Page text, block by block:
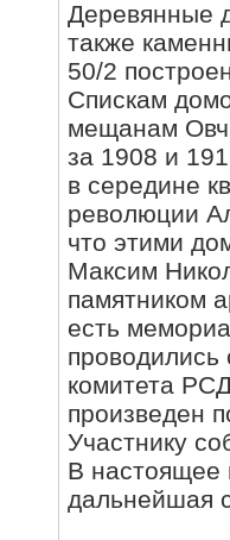
Деревянные
также
50/2
Спискам
мещанам
за 1908 и
в середине
революции
что этими
Максим
памятником
есть
проводились
комитета
произведен
Участнику
В настоящее
дальнейшая